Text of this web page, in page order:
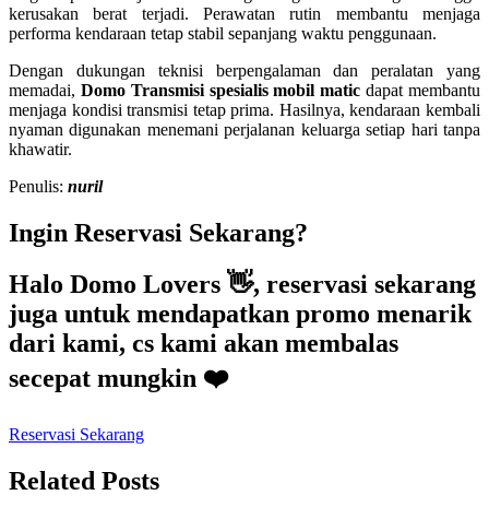
kerusakan berat terjadi. Perawatan rutin membantu menjaga
performa kendaraan tetap stabil sepanjang waktu penggunaan.
Dengan dukungan teknisi berpengalaman dan peralatan yang
memadai, Domo Transmisi spesialis mobil matic dapat membantu
menjaga kondisi transmisi tetap prima. Hasilnya, kendaraan kembali
nyaman digunakan menemani perjalanan keluarga setiap hari tanpa
khawatir.
Penulis: nuril
Ingin Reservasi Sekarang?
Halo Domo Lovers 👋, reservasi sekarang
juga untuk mendapatkan promo menarik
dari kami, cs kami akan membalas
secepat mungkin ❤️
Reservasi Sekarang
Related Posts